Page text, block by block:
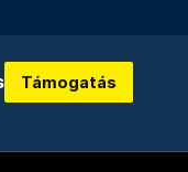
Támogatás